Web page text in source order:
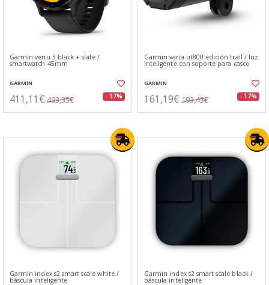
Garmin venu 3 black + slate /
smartwatch 45mm
GARMIN
411,11€ 493,33€ - 17%
Garmin varia ut800 edición trail / luz
inteligente con soporte para casco
GARMIN
161,19€ 193,43€ - 17%
Garmin index s2 smart scale white /
báscula inteligente
Garmin index s2 smart scale black /
báscula inteligente